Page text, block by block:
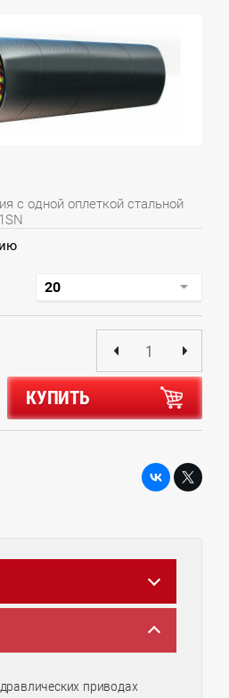
с одной оплеткой стальной
КУПИТЬ
приводах